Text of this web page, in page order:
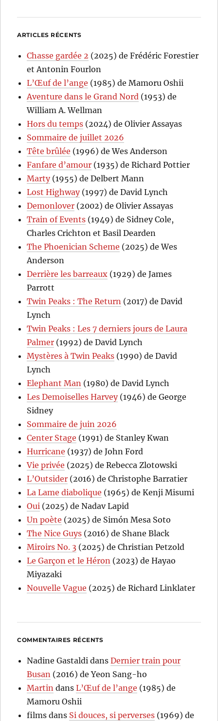
ARTICLES RÉCENTS
Chasse gardée 2 (2025) de Frédéric Forestier
et Antonin Fourlon
L’Œuf de l’ange (1985) de Mamoru Oshii
Aventure dans le Grand Nord (1953) de
William A. Wellman
Hors du temps (2024) de Olivier Assayas
Sommaire de juillet 2026
Tête brûlée (1996) de Wes Anderson
Fanfare d’amour (1935) de Richard Pottier
Marty(1955) de Delbert Mann
Lost Highway(1997) de David Lynch
Demonlover (2002) de Olivier Assayas
Train of Events (1949) de Sidney Cole,
Charles Crichton et Basil Dearden
The Phoenician Scheme (2025) de Wes
Anderson
Derrière les barreaux (1929) de James
Parrott
Twin Peaks : The Return (2017) de David
Lynch
Twin Peaks : Les 7 derniers jours de Laura
Palmer (1992) de David Lynch
Mystères à Twin Peaks (1990) de David
Lynch
Elephant Man (1980) de David Lynch
Les Demoiselles Harvey(1946) de George
Sidney
Sommaire de juin 2026
Center Stage (1991) de Stanley Kwan
Hurricane (1937) de John Ford
Vie privée (2025) de Rebecca Zlotowski
L’Outsider (2016) de Christophe Barratier
La Lame diabolique (1965) de Kenji Misumi
Oui (2025) de Nadav Lapid
Un poète (2025) de Simón Mesa Soto
The Nice Guys (2016) de Shane Black
Miroirs No. 3 (2025) de Christian Petzold
Le Garçon et le Héron (2023) de Hayao
Miyazaki
Nouvelle Vague (2025) de Richard Linklater
COMMENTAIRES RÉCENTS
Nadine Gastaldi dansDernier train pour
Busan (2016) de Yeon Sang-ho
Martin dansL’Œuf de l’ange (1985) de
Mamoru Oshii
films dans Si douces, si perverses (1969) de